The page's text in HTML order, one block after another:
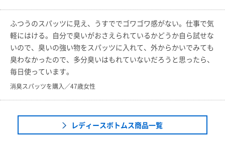
ふつうのスパッツに見え、うすででゴワゴワ感がない。仕事で気
軽にはける。自分で臭いがおさえられているかどうか自ら試せな
いので、臭いの強い物をスパッツに入れて、外からかいでみても
臭わなかったので、多分臭いはもれていないだろうと思ったら、
毎日使っています。
消臭スパッツを購入／47歳女性
レディースボトムス商品一覧